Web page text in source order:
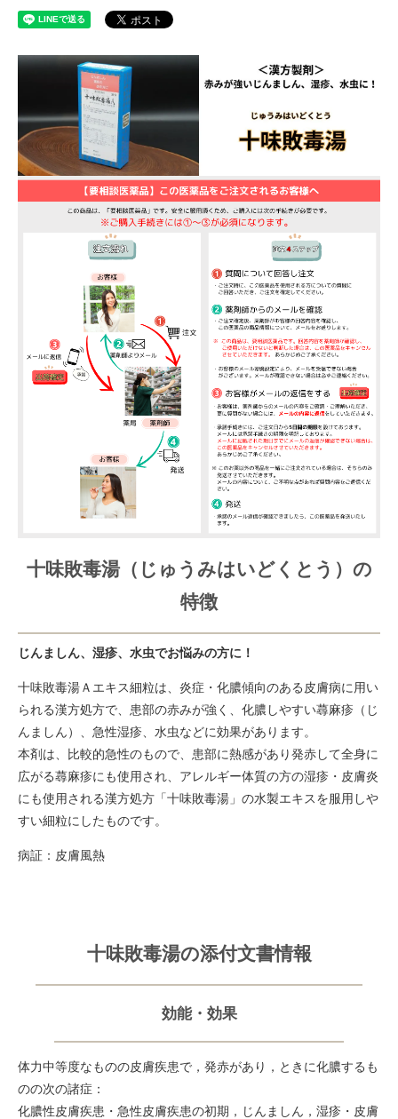
十味敗毒湯（じゅうみはいどくとう）の
特徴
じんましん、湿疹、水虫でお悩みの方に！
十味敗毒湯Ａエキス細粒は、炎症・化膿傾向のある皮膚病に用い
られる漢方処方で、患部の赤みが強く、化膿しやすい蕁麻疹（じ
んましん）、急性湿疹、水虫などに効果があります。
本剤は、比較的急性のもので、患部に熱感があり発赤して全身に
広がる蕁麻疹にも使用され、アレルギー体質の方の湿疹・皮膚炎
にも使用される漢方処方「十味敗毒湯」の水製エキスを服用しや
すい細粒にしたものです。
病証：皮膚風熱
十味敗毒湯の添付文書情報
効能・効果
体力中等度なものの皮膚疾患で，発赤があり，ときに化膿するも
のの次の諸症：
化膿性皮膚疾患・急性皮膚疾患の初期，じんましん，湿疹・皮膚